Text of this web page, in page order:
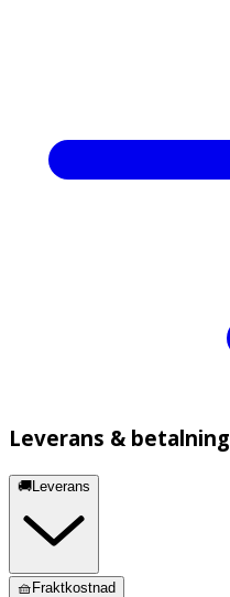
Leverans & betalning
🚚Leverans
🧺Fraktkostnad